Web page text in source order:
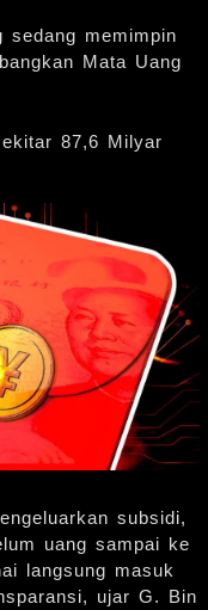
sedang memimpin
Mata Uang
87,6 Milyar
subsidi,
uang sampai ke
langsung masuk
ujar G. Bin